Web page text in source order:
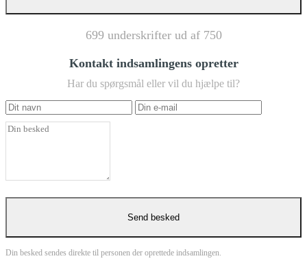
699 underskrifter ud af 750
Kontakt indsamlingens opretter
Har du spørgsmål eller vil du hjælpe til?
Din besked sendes direkte til personen der oprettede indsamlingen.